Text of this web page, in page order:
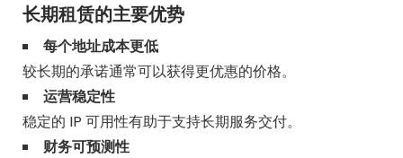
长期租赁的主要优势
每个地址成本更低
较长期的承诺通常可以获得更优惠的价格。
运营稳定性
稳定的 IP 可用性有助于支持长期服务交付。
财务可预测性